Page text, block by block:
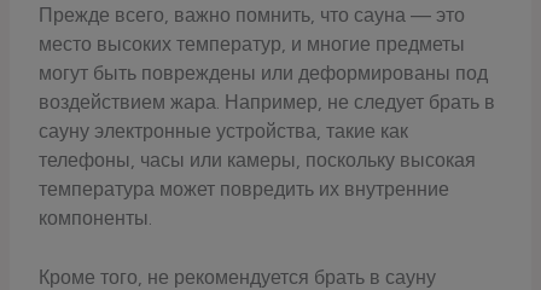
Прежде всего, важно помнить, что сауна — это
место высоких температур, и многие предметы
могут быть повреждены или деформированы под
воздействием жара. Например, не следует брать в
сауну электронные устройства, такие как
телефоны, часы или камеры, поскольку высокая
температура может повредить их внутренние
компоненты.
Кроме того, не рекомендуется брать в сауну